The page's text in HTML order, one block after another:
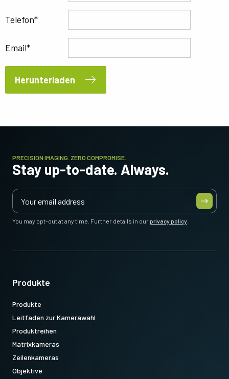
Telefon
Email
Herunterladen
PRECISION IMAGING. ZERO COMPROMISE.
Stay up-to-date. Always.
You may opt-out at any time. Further details in ourprivacy policy
Produkte
Produkte
Leitfaden zur Kamerawahl
Produktreihen
Matrixkameras
Zeilenkameras
Objektive